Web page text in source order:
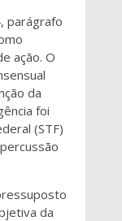
parágrafo
ação. O
da
foi
(STF)
da